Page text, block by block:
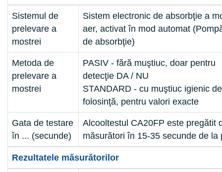
Sistemul de
prelevare a
mostrei
Sistem electronic de absorbţie a
aer, activat în mod automat
de absorbţie)
Metoda de
prelevare a
mostrei
PASIV - fără muştiuc, doar pentru
detecţie DA / NU
STANDARD - cu muştiuc igienic
folosinţă, pentru valori exacte
Gata de testare
în ... (secunde)
Alcooltestul CA20FP este pregătit
măsurători în 15-35 secunde de la
Rezultatele măsurătorilor